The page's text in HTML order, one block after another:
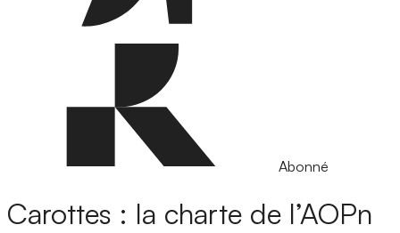
Abonné
Carottes : la charte de l’AOPn